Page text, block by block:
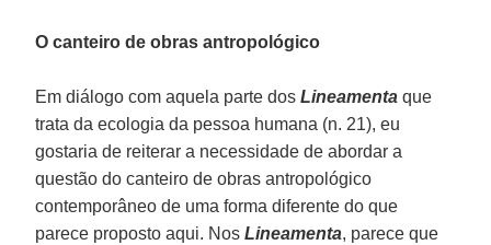
O canteiro de obras antropológico
Em diálogo com aquela parte dosLineamenta que
trata da ecologia da pessoa humana (n. 21), eu
gostaria de reiterar a necessidade de abordar a
questão do canteiro de obras antropológico
contemporâneo de uma forma diferente do que
parece proposto aqui. NosLineamenta, parece que